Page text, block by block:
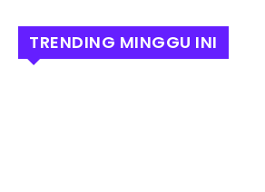
TRENDING MINGGU INI